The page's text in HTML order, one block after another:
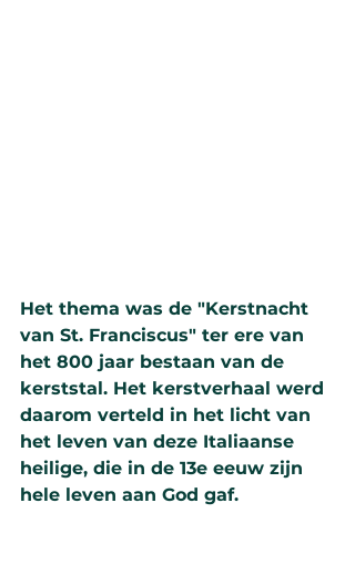
Het thema was de "Kerstnacht
van St. Franciscus" ter ere van
het 800 jaar bestaan van de
kerststal. Het kerstverhaal werd
daarom verteld in het licht van
het leven van deze Italiaanse
heilige, die in de 13e eeuw zijn
hele leven aan God gaf.